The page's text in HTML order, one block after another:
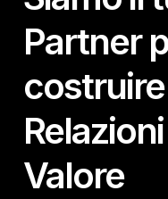
Partner
costruire
Valore